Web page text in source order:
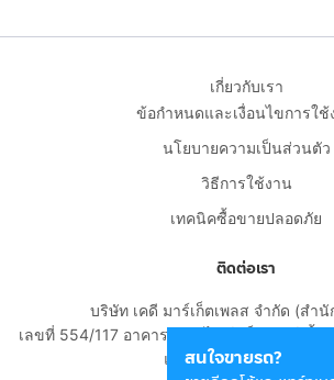
สนใจขายรถ?
เกี่ยวกับเรา
ข้อกำหนดและเงื่อนไขการใช้
นโยบายความเป็นส่วนตัว
วิธีการใช้งาน
เทคนิคซื้อขายปลอดภัย
ติดต่อเรา
บริษัท เคดี มาร์เก็ตเพลส จำกัด (สำ
เลขที่ 554/117 อาคารสกายไนน์ เซ็นเตอร์ ชั้
แขวงดินแดง เขตดินแดง